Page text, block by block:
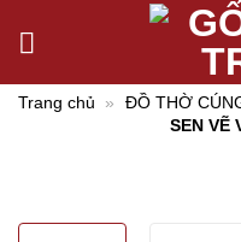
dungTrang chủ » ĐỒ THỜ
SEN VẼ